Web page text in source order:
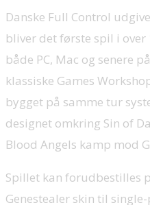
Danske Full Control
bliver det første spil i
både PC, Mac og senere
klassiske Games
bygget på samme tur
designet omkring Sin of
Blood Angels kamp mod
Spillet kan forudbestilles
Genestealer skin til